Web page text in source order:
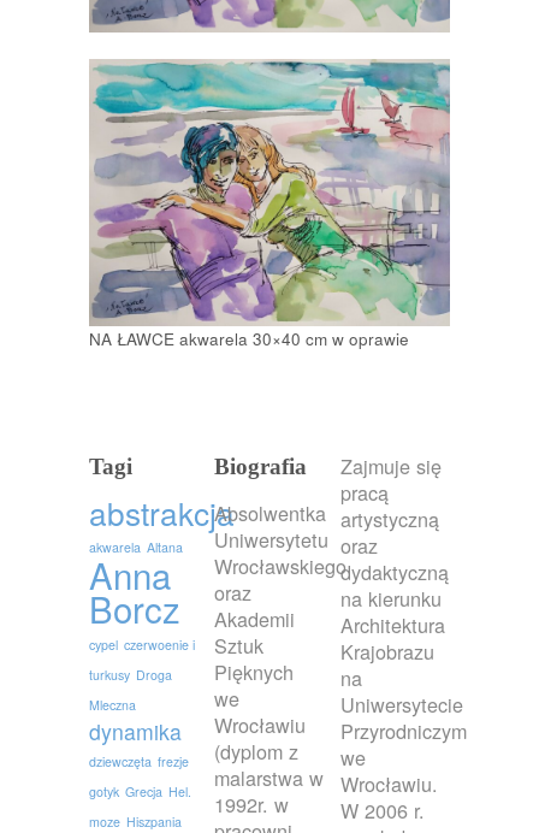
NA ŁAWCE akwarela 30×40 cm w oprawie
Tagi
abstrakcja
akwarela Altana
Anna
Borcz
cypel czerwoenie i
turkusy Droga
Mleczna
dynamika
dziewczęta frezje
gotyk Grecja Hel.
moze Hiszpania
Biografia
Absolwentka
Uniwersytetu
Wrocławskiego
oraz
Akademii
Sztuk
Pięknych
we
Wrocławiu
(dyplom z
malarstwa w
1992r. w
Zajmuje się
pracą
artystyczną
oraz
dydaktyczną
na kierunku
Architektura
Krajobrazu
na
Uniwersytecie
Przyrodniczym
we
Wrocławiu.
W 2006 r.